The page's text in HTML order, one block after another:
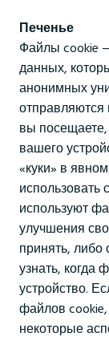
Печенье
Файлы cookie
данных,
анонимных
вы
вашего
«куки» в
использовать
используют
улучшения
принять, либо
узнать, когда
устройство.
файлов
некоторые